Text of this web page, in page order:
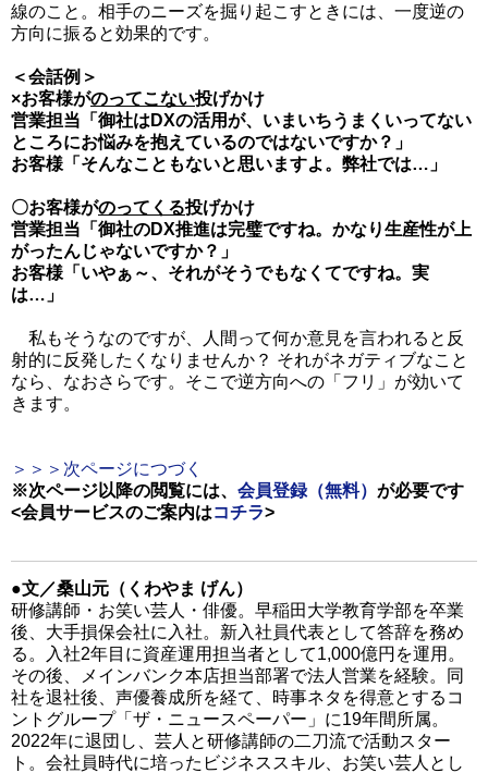
線のこと。相手のニーズを掘り起こすときには、一度逆の
方向に振ると効果的です。
＜会話例＞
×お客様がのってこない投げかけ
営業担当「御社はDXの活用が、いまいちうまくいってない
ところにお悩みを抱えているのではないですか？」
お客様「そんなこともないと思いますよ。弊社では…」
〇お客様がのってくる投げかけ
営業担当「御社のDX推進は完璧ですね。かなり生産性が上
がったんじゃないですか？」
お客様「いやぁ～、それがそうでもなくてですね。実
は…」
私もそうなのですが、人間って何か意見を言われると反
射的に反発したくなりませんか？ それがネガティブなこと
なら、なおさらです。そこで逆方向への「フリ」が効いて
きます。
＞＞＞次ページにつづく
※次ページ以降の閲覧には、 会員登録（無料） が必要です
<会員サービスのご案内はコチラ>
●文／桑山元（くわやま げん）
研修講師・お笑い芸人・俳優。早稲田大学教育学部を卒業
後、大手損保会社に入社。新入社員代表として答辞を務め
る。入社2年目に資産運用担当者として1,000億円を運用。
その後、メインバンク本店担当部署で法人営業を経験。同
社を退社後、声優養成所を経て、時事ネタを得意とするコ
ントグループ「ザ・ニュースペーパー」に19年間所属。
2022年に退団し、芸人と研修講師の二刀流で活動スター
ト。会社員時代に培ったビジネススキル、お笑い芸人とし